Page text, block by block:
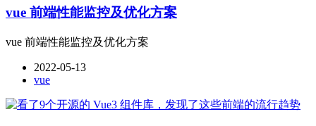
vue 前端性能监控及优化方案
vue 前端性能监控及优化方案
2022-05-13
vue